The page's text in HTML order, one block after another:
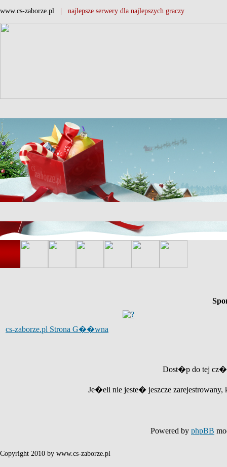
www.cs-zaborze.pl | najlepsze serwery dla najlepszych graczy
cs-zaborze.pl Strona G��wna
Dost�p do tej
Je�eli nie jeste� jeszcze
Powered by phpBB
Copyright 2010 by www.cs-zaborze.pl